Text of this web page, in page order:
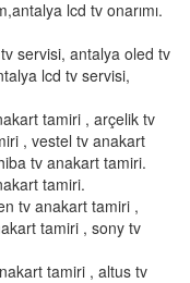
lcd tv onarımı.
servisi, antalya oled tv
lcd tv servisi,
tamiri , arçelik tv
, vestel tv anakart
tv anakart tamiri.
tamiri.
tv anakart tamiri ,
tamiri , sony tv
tamiri , altus tv